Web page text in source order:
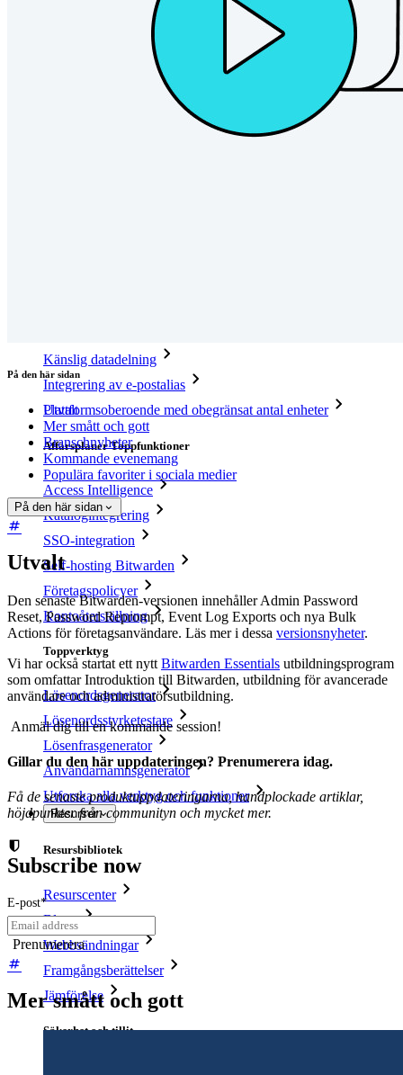
Utvecklardokumentation
Känslig datadelning
Integrering av e-postalias
Plattformsoberoende med obegränsat antal enheter
Affärsplaner Toppfunktioner
Access Intelligence
Katalogintegrering
SSO-integration
Self-hosting Bitwarden
Företagspolicyer
Kontoåterställning
Toppverktyg
Lösenordsgenerator
Lösenordsstyrketestare
Lösenfrasgenerator
Användarnamnsgenerator
Utforska alla verktyg och funktioner
Resurser
Resursbibliotek
Resurscenter
Blogg
Webbsändningar
Framgångsberättelser
Jämförelse
Säkerhet och tillit
På den här sidan
Utvalt
Mer smått och gott
Branschnyheter
Kommande evenemang
Populära favoriter i sociala medier
På den här sidan
Utvalt
Den senaste Bitwarden-versionen innehåller Admin Password
Reset, Password Reprompt, Event Log Exports och nya Bulk
Actions för företagsanvändare. Läs mer i dessa versionsnyheter.
Vi har också startat ett nytt Bitwarden Essentials utbildningsprogram
som omfattar Introduktion till Bitwarden, utbildning för avancerade
användare och administratörsutbildning.
Anmäl dig till en kommande session!
Gillar du den här uppdateringen? Prenumerera idag.
Få de senaste produktuppdateringarna, handplockade artiklar,
höjdpunkter från communityn och mycket mer.
Subscribe now
E-post*
Mer smått och gott